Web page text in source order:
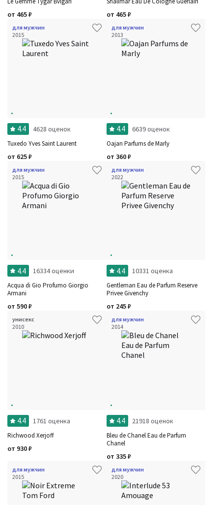
от 465₽ от 465₽
для мужчин
2015
4.4 4628 оценок
Tuxedo Yves Saint Laurent
от 625₽
для мужчин
2013
4.4 6639 оценок
Oajan Parfums de Marly
от 360₽
для мужчин
2015
4.4 16334 оценки
Acqua di Gio Profumo Giorgio
Armani
от 590₽
для мужчин
2022
4.4 10331 оценка
Gentleman Eau de Parfum Reserve
Privee Givenchy
от 245₽
унисекс
2010
4.4 1761 оценка
Richwood Xerjoff
от 930₽
для мужчин
2014
4.4 21918 оценок
Bleu de Chanel Eau de Parfum
Chanel
от 335₽
для мужчин
2015
для мужчин
2020